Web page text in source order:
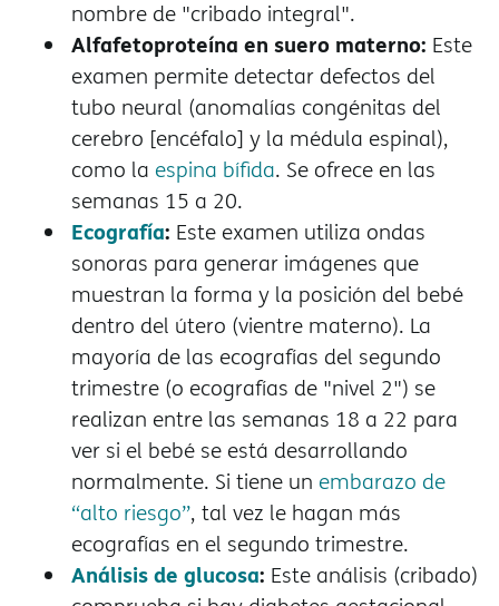
nombre de "cribado integral".
Alfafetoproteína en suero materno: Este
examen permite detectar defectos del
tubo neural (anomalías congénitas del
cerebro [encéfalo] y la médula espinal),
como la espina bífida. Se ofrece en las
semanas 15 a 20.
Ecografía: Este examen utiliza ondas
sonoras para generar imágenes que
muestran la forma y la posición del bebé
dentro del útero (vientre materno). La
mayoría de las ecografías del segundo
trimestre (o ecografías de "nivel 2") se
realizan entre las semanas 18 a 22 para
ver si el bebé se está desarrollando
normalmente. Si tiene un embarazo de
“alto riesgo”, tal vez le hagan más
ecografías en el segundo trimestre.
Análisis de glucosa: Este análisis (cribado)